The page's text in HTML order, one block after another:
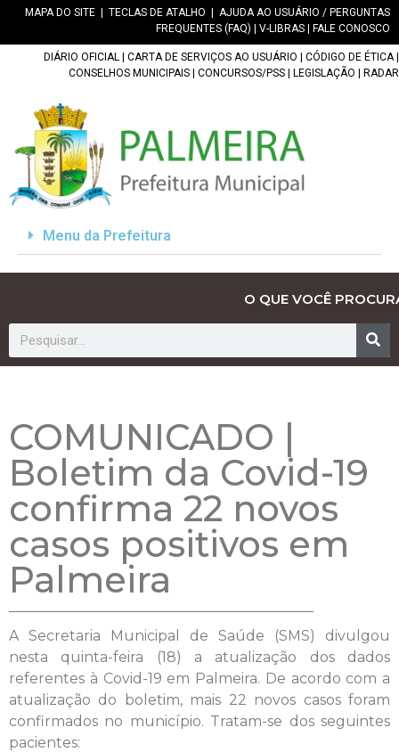
MAPA DO SITE TECLAS DE ATALHO
AJUDA AO USUÁRIO / PERGUNTAS
FREQUENTES (FAQ)
V-LIBRAS FALE CONOSCO
DIÁRIO OFICIAL CARTA DE SERVIÇOS AO USUÁRIO CÓDIGO DE ÉTICA|
CONSELHOS MUNICIPAIS
CONCURSOS/PSS LEGISLAÇÃO RADAR
Menu da Prefeitura
O QUE VOCÊ
COMUNICADO |
Boletim da Covid-19
confirma 22 novos
casos positivos em
Palmeira
A Secretaria Municipal de Saúde (SMS) divulgou
nesta quinta-feira (18) a atualização dos dados
referentes à Covid-19 em Palmeira. De acordo com a
atualização do boletim, mais 22 novos casos foram
confirmados no município. Tratam-se dos seguintes
pacientes: